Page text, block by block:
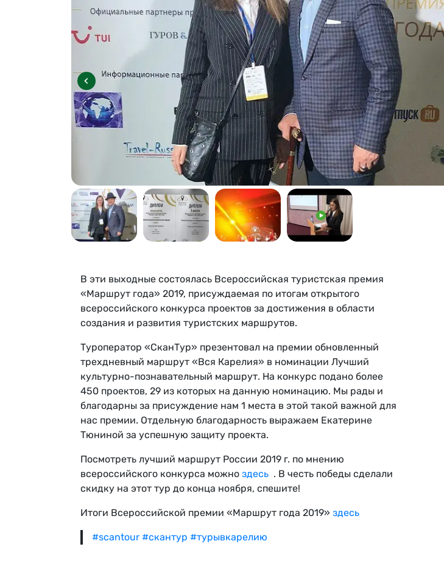
Карелия + СПб
Карелия + Выборг
Мурманская область
Калининградская
В эти выходные состоялась Всероссийская туристская премия
«Маршрут года» 2019, присуждаемая по итогам открытого
всероссийского конкурса проектов за достижения в области
создания и развития туристских маршрутов.
Туроператор «СканТур» презентовал на премии обновленный
трехдневный маршрут «Вся Карелия» в номинации Лучший
культурно-познавательный маршрут. На конкурс подано более
450 проектов, 29 из которых на данную номинацию. Мы рады и
благодарны за присуждение нам 1 места в этой такой важной для
нас премии. Отдельную благодарность выражаем Екатерине
Тюниной за успешную защиту проекта.
Посмотреть лучший маршрут России 2019 г. по мнению
всероссийского конкурса можно здесь . В честь победы сделали
скидку на этот тур до конца ноября, спешите!
Итоги Всероссийской премии «Маршрут года 2019» здесь
#scantour #скантур #турывкарелию